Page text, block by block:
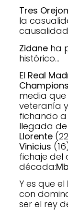
Tres
la
Zidane ha
histórico…
El Real
Champions
media
veteranía
fichando a
llegada
Llorente
Vinicius
fichaje del
década:
Y es que el
con
ser el rey